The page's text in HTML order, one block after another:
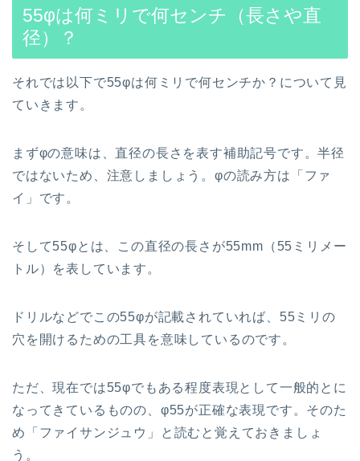
55φは何ミリで何センチ（長さや直
径）？
それでは以下で55φは何ミリで何センチか？について見
ていきます。
まずφの意味は、直径の長さを表す補助記号です。半径
ではないため、注意しましょう。φの読み方は「ファ
イ」です。
そして55φとは、この直径の長さが55mm（55ミリメー
トル）を表しています。
ドリルなどでこの55φが記載されていれば、55ミリの
穴を開けるための工具を意味しているのです。
ただ、現在では55φでもある程度表現として一般的とに
なってきているものの、φ55が正確な表現です。そのた
め「ファイサンジュウ」と読むと覚えておきましょ
う。